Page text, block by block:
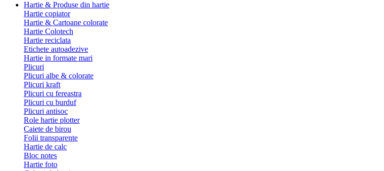
Hartie & Produse din hartie
Hartie copiator
Hartie & Cartoane colorate
Hartie Colotech
Hartie reciclata
Etichete autoadezive
Hartie in formate mari
Plicuri
Plicuri albe & colorate
Plicuri kraft
Plicuri cu fereastra
Plicuri cu burduf
Plicuri antisoc
Role hartie plotter
Caiete de birou
Folii transparente
Hartie de calc
Bloc notes
Hartie foto